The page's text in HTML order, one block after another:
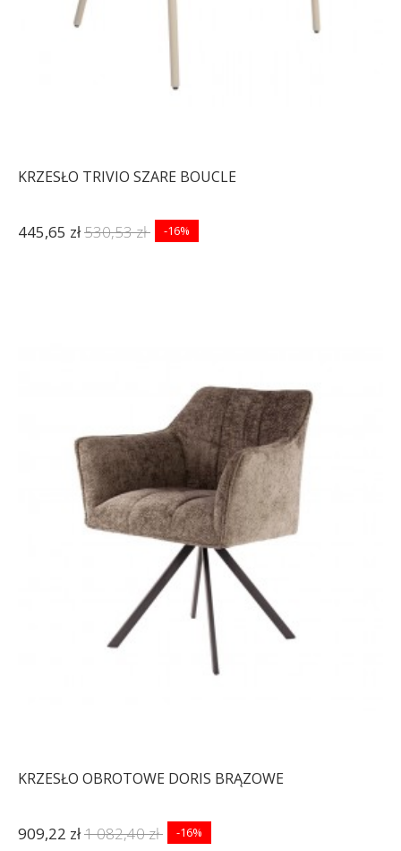
KRZESŁO TRIVIO SZARE BOUCLE
445,65 zł530,53 zł -16%
KRZESŁO OBROTOWE DORIS BRĄZOWE
909,22 zł1 082,40 zł -16%